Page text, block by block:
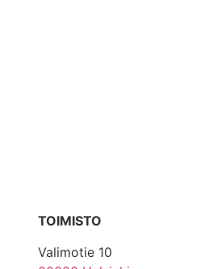
TOIMISTO
Valimotie 10